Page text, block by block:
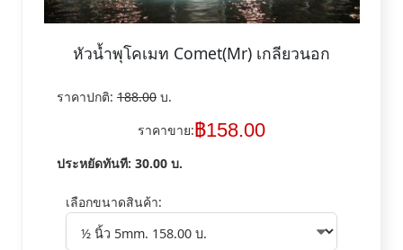
หัวน้ำพุโคเมท Comet(Mr) เกลียวนอก
ราคาปกติ: 188.00 บ.
ราคาขาย:฿158.00
ประหยัดทันที: 30.00 บ.
เลือกขนาดสินค้า: